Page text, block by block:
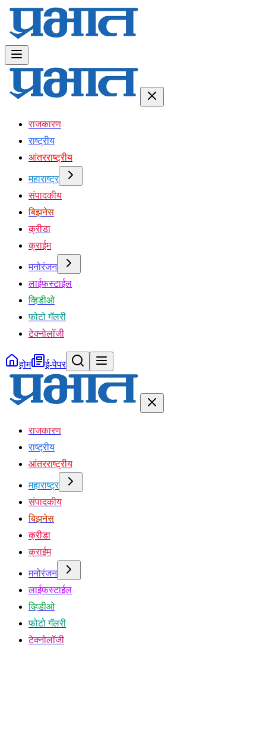
राजकारण
राष्ट्रीय
आंतरराष्ट्रीय
महाराष्ट्र
संपादकीय
बिझनेस
क्रीडा
क्राईम
मनोरंजन
लाईफस्टाईल
व्हिडीओ
फोटो गॅलरी
टेक्नोलॉजी
होम ई-पेपर
राजकारण
राष्ट्रीय
आंतरराष्ट्रीय
महाराष्ट्र
संपादकीय
बिझनेस
क्रीडा
क्राईम
मनोरंजन
लाईफस्टाईल
व्हिडीओ
फोटो गॅलरी
टेक्नोलॉजी